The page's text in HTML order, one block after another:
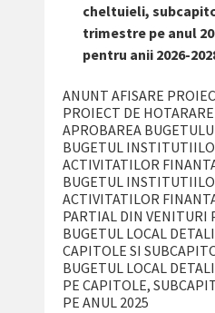
cheltuieli,
trimestre pe anul
pentru anii 2026-
ANUNT AFISARE
PROIECT DE
APROBAREA
BUGETUL
ACTIVITATILOR
BUGETUL
ACTIVITATILOR
PARTIAL DIN VENITURI
BUGETUL LOCAL
CAPITOLE SI
BUGETUL LOCAL
PE CAPITOLE,
PE ANUL 2025